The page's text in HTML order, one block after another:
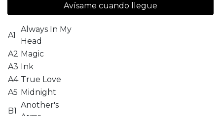
Avísame cuando llegue
A1
Always In My
Head
A2 Magic
A3 Ink
A4 True Love
A5 Midnight
B1
Another's